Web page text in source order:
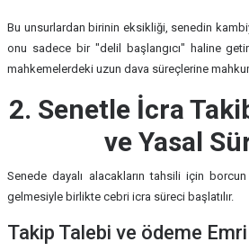
Bu unsurlardan birinin eksikliği, senedin
onu sadece bir "delil başlangıcı" haline
mahkemelerdeki uzun dava süreçlerine
2. Senetle İcra
ve Yasal
Senede dayalı alacakların tahsili için borcun
gelmesiyle birlikte cebri icra süreci başlatılır.
Takip Talebi ve ödeme Emri